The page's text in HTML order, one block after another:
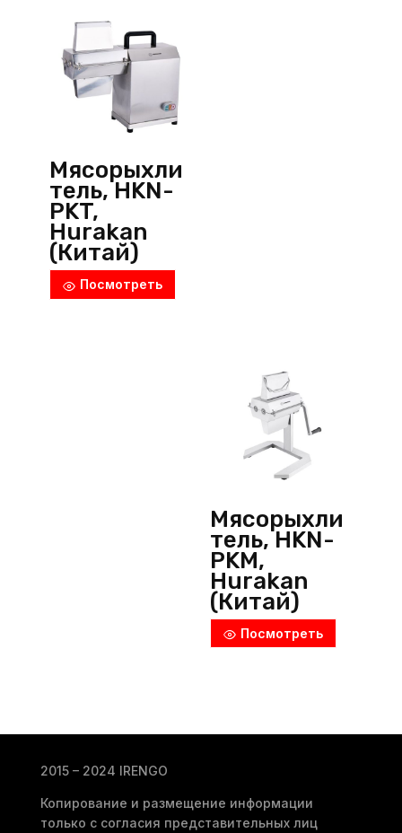
Мясорыхли
тель, HKN-
PKT,
Hurakan
(Китай)
Посмотреть
Мясорыхли
тель, HKN-
PKМ,
Hurakan
(Китай)
Посмотреть
2015 – 2024 IRENGO
Копирование и размещение информации
только с согласия представительных лиц